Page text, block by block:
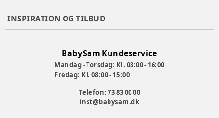
INSPIRATION OG TILBUD
BabySam Kundeservice
Mandag - Torsdag: Kl. 08:00 - 16:00
Fredag: Kl. 08:00 - 15:00
Telefon: 73 83 00 00
inst@babysam.dk